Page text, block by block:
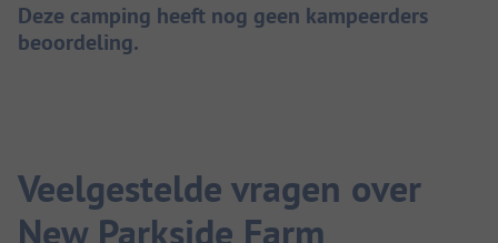
Deze camping heeft nog geen kampeerders
beoordeling.
Veelgestelde vragen over
New Parkside Farm